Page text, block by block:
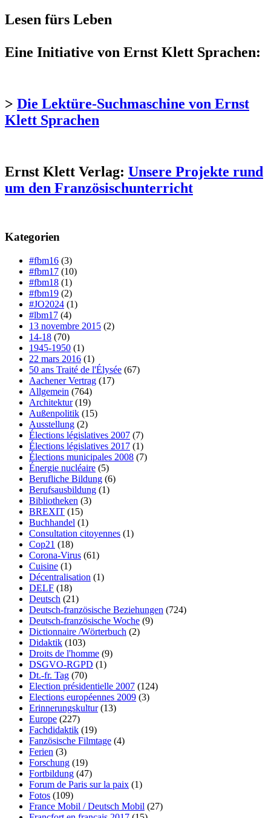
Lesen fürs Leben
Eine Initiative von Ernst Klett Sprachen:
> Die Lektüre-Suchmaschine von Ernst
Klett Sprachen
Ernst Klett Verlag: Unsere Projekte rund
um den Französischunterricht
Kategorien
#fbm16 (3)
#fbm17 (10)
#fbm18 (1)
#fbm19 (2)
#JO2024 (1)
#lbm17 (4)
13 novembre 2015 (2)
14-18 (70)
1945-1950 (1)
22 mars 2016 (1)
50 ans Traité de l'Élysée (67)
Aachener Vertrag (17)
Allgemein (764)
Architektur(19)
Außenpolitik (15)
Ausstellung (2)
Élections législatives 2007 (7)
Élections législatives 2017 (1)
Élections municipales 2008 (7)
Énergie nucléaire (5)
Berufliche Bildung (6)
Berufsausbildung (1)
Bibliotheken (3)
BREXIT (15)
Buchhandel (1)
Consultation citoyennes (1)
Cop21 (18)
Corona-Virus (61)
Cuisine (1)
Décentralisation (1)
DELF (18)
Deutsch (21)
Deutsch-französische Beziehungen (724)
Deutsch-französische Woche (9)
Dictionnaire /Wörterbuch (2)
Didaktik (103)
Droits de l'homme (9)
DSGVO-RGPD (1)
Dt.-fr. Tag (70)
Election présidentielle 2007 (124)
Elections européennes 2009 (3)
Erinnerungskultur(13)
Europe (227)
Fachdidaktik (19)
Fanzösische Filmtage (4)
Ferien (3)
Forschung (19)
Fortbildung (47)
Forum de Paris sur la paix (1)
Fotos (109)
France Mobil / Deutsch Mobil (27)